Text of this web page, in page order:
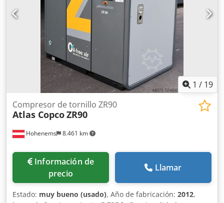
1 / 19
Hohenems 8.461 km
Compresor de tornillo ZR90
Atlas CopcoZR90
Información de
precio
Llamar
Estado: muy bueno (usado), Año de fabricación: 2012,